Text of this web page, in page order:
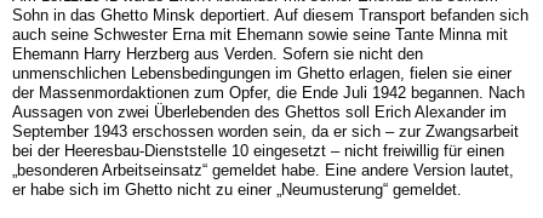
Sohn in das Ghetto Minsk deportiert. Auf diesem Transport befanden sich
auch seine Schwester Erna mit Ehemann sowie seine Tante Minna mit
Ehemann Harry Herzberg aus Verden. Sofern sie nicht den
unmenschlichen Lebensbedingungen im Ghetto erlagen, fielen sie einer
der Massenmordaktionen zum Opfer, die Ende Juli 1942 begannen. Nach
Aussagen von zwei Überlebenden des Ghettos soll Erich Alexander im
September 1943 erschossen worden sein, da er sich – zur Zwangsarbeit
bei der Heeresbau-Dienststelle 10 eingesetzt – nicht freiwillig für einen
„besonderen Arbeitseinsatz“ gemeldet habe. Eine andere Version lautet,
er habe sich im Ghetto nicht zu einer „Neumusterung“ gemeldet.